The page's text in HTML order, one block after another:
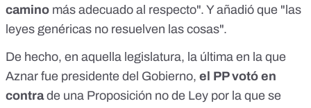
camino más adecuado al respecto". Y añadió que "las
leyes genéricas no resuelven las cosas".
De hecho, en aquella legislatura, la última en la que
Aznar fue presidente del Gobierno, el PP votó en
contrade una Proposición no de Ley por la que se